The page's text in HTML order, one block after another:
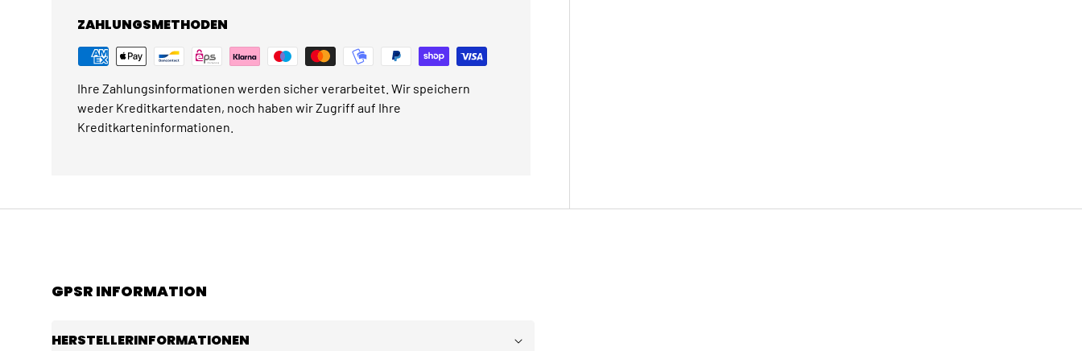
ZAHLUNGSMETHODEN
Ihre Zahlungsinformationen werden sicher verarbeitet. Wir speichern
weder Kreditkartendaten, noch haben wir Zugriff auf Ihre
Kreditkarteninformationen.
GPSR INFORMATION
HERSTELLERINFORMATIONEN